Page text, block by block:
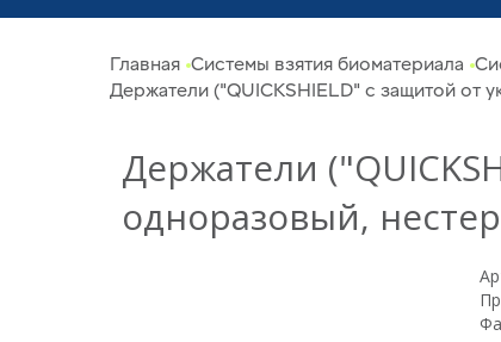
Главная Системы взятия биоматериала
Держатели ("QUICKSHIELD" с защитой от
Держатели
одноразовый,